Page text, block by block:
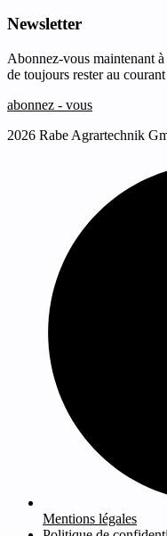
Newsletter
Abonnez-vous maintenant
de toujours rester au
abonnez - vous
2026 Rabe Agrartechnik
Mentions légales